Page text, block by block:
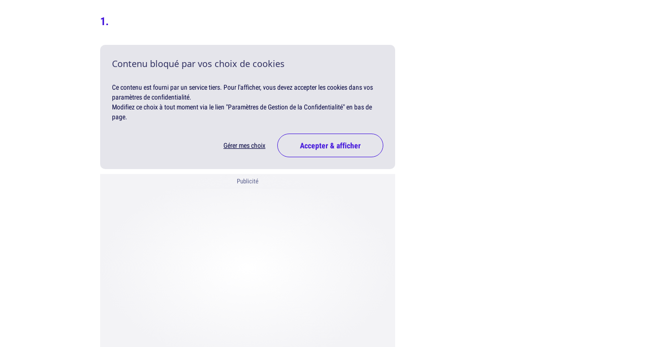
Contenu bloqué par vos choix de cookies
Ce contenu est fourni par un service tiers. Pour l'afficher, vous devez accepter les cookies dans vos
paramètres de confidentialité.
Modifiez ce choix à tout moment via le lien "Paramètres de Gestion de la Confidentialité" en bas de
page.
Gérer mes choix Accepter & afficher
Publicité